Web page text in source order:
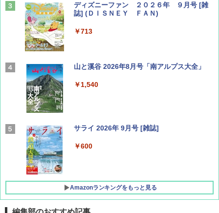
ディズニーファン ２０２６年 ９月号 [雑
誌] (ＤＩＳＮＥＹ ＦＡＮ)
￥713
山と溪谷 2026年8月号「南アルプス大全」
￥1,540
サライ 2026年 9月号 [雑誌]
￥600
Amazonランキングをもっと見る